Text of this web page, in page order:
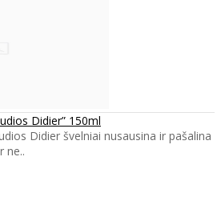
Didier” 150ml
Didier švelniai nusausina ir pašalina
ne..